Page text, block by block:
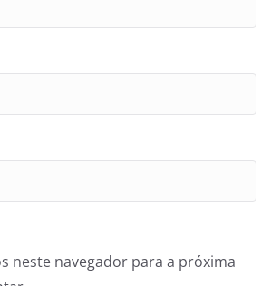
neste navegador para a próxima